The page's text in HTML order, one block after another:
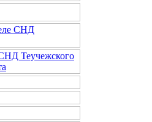
СНД
Теучежского